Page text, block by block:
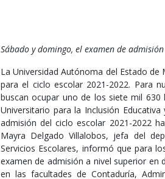
Sábado y domingo, el examen de
La Universidad Autónoma del Estado
para el ciclo escolar 2021-2022. Para
buscan ocupar uno de los siete mil 630
Universitario para la Inclusión
admisión del ciclo escolar 2021-2022
Mayra Delgado Villalobos, jefa del
Servicios Escolares, informó que para
examen de admisión a nivel superior en
en las facultades de Contaduría,